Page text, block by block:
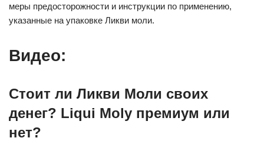
меры предосторожности и инструкции по применению,
указанные на упаковке Ликви моли.
Видео:
Стоит ли Ликви Моли своих
денег? Liqui Moly премиум или
нет?